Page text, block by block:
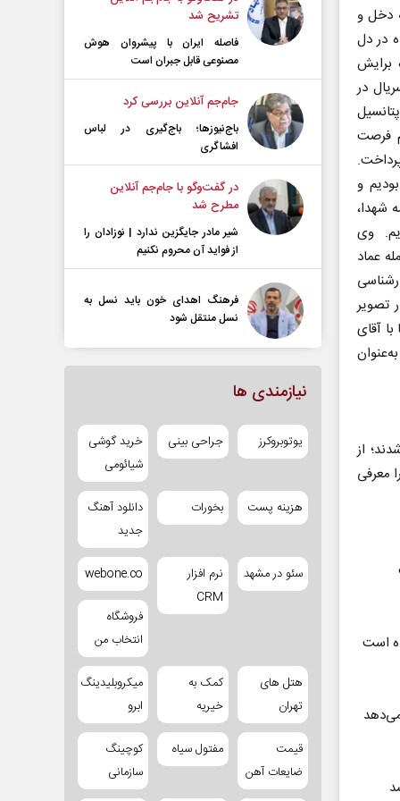
دخل و
در دل
برایش
در
فرصت
و
شهدا،
وی
عماد
تصویر
آقای
از
معرفی
است
تشریح شد
فاصله ایران با پیشرو‌ان هوش
مصنوعی قابل جبران است
جام‌جم آنلاین بررسی کرد
باج‌نیوزها؛ باج‌گیری در لباس
افشاگری
در گفت‌و‌گو با جام‌جم آنلاین
مطرح شد
شیر مادر جایگزین ندارد | نوزادان را
از فواید آن محروم نکنیم
فرهنگ اهدای خون باید نسل به
نسل منتقل شود
نیازمندی ها
یوتوبروکرز جراحی بینی
خرید گوشی
شیائومی
هزینه پست بخورات
دانلود آهنگ
جدید
سئو در مشهد
نرم افزار
CRM
webone.co
فروشگاه
انتخاب من
هتل های
تهران
کمک به
خیریه
میکروبلیدینگ
ابرو
قیمت
ضایعات آهن
مفتول سیاه
کوچینگ
سازمانی